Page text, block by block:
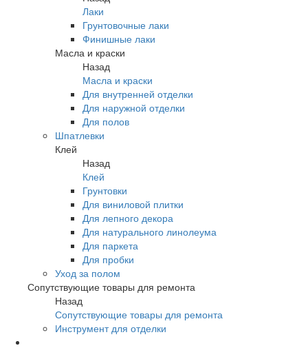
Лаки
Грунтовочные лаки
Финишные лаки
Масла и краски
Назад
Масла и краски
Для внутренней отделки
Для наружной отделки
Для полов
Шпатлевки
Клей
Назад
Клей
Грунтовки
Для виниловой плитки
Для лепного декора
Для натурального линолеума
Для паркета
Для пробки
Уход за полом
Сопутствующие товары для ремонта
Назад
Сопутствующие товары для ремонта
Инструмент для отделки